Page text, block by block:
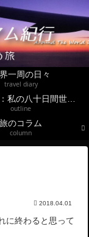
一周の日々
travel diary
旅の概要：私の八十日間世界一周
outline
旅のコラム
column
2018.04.01
に終わると思って